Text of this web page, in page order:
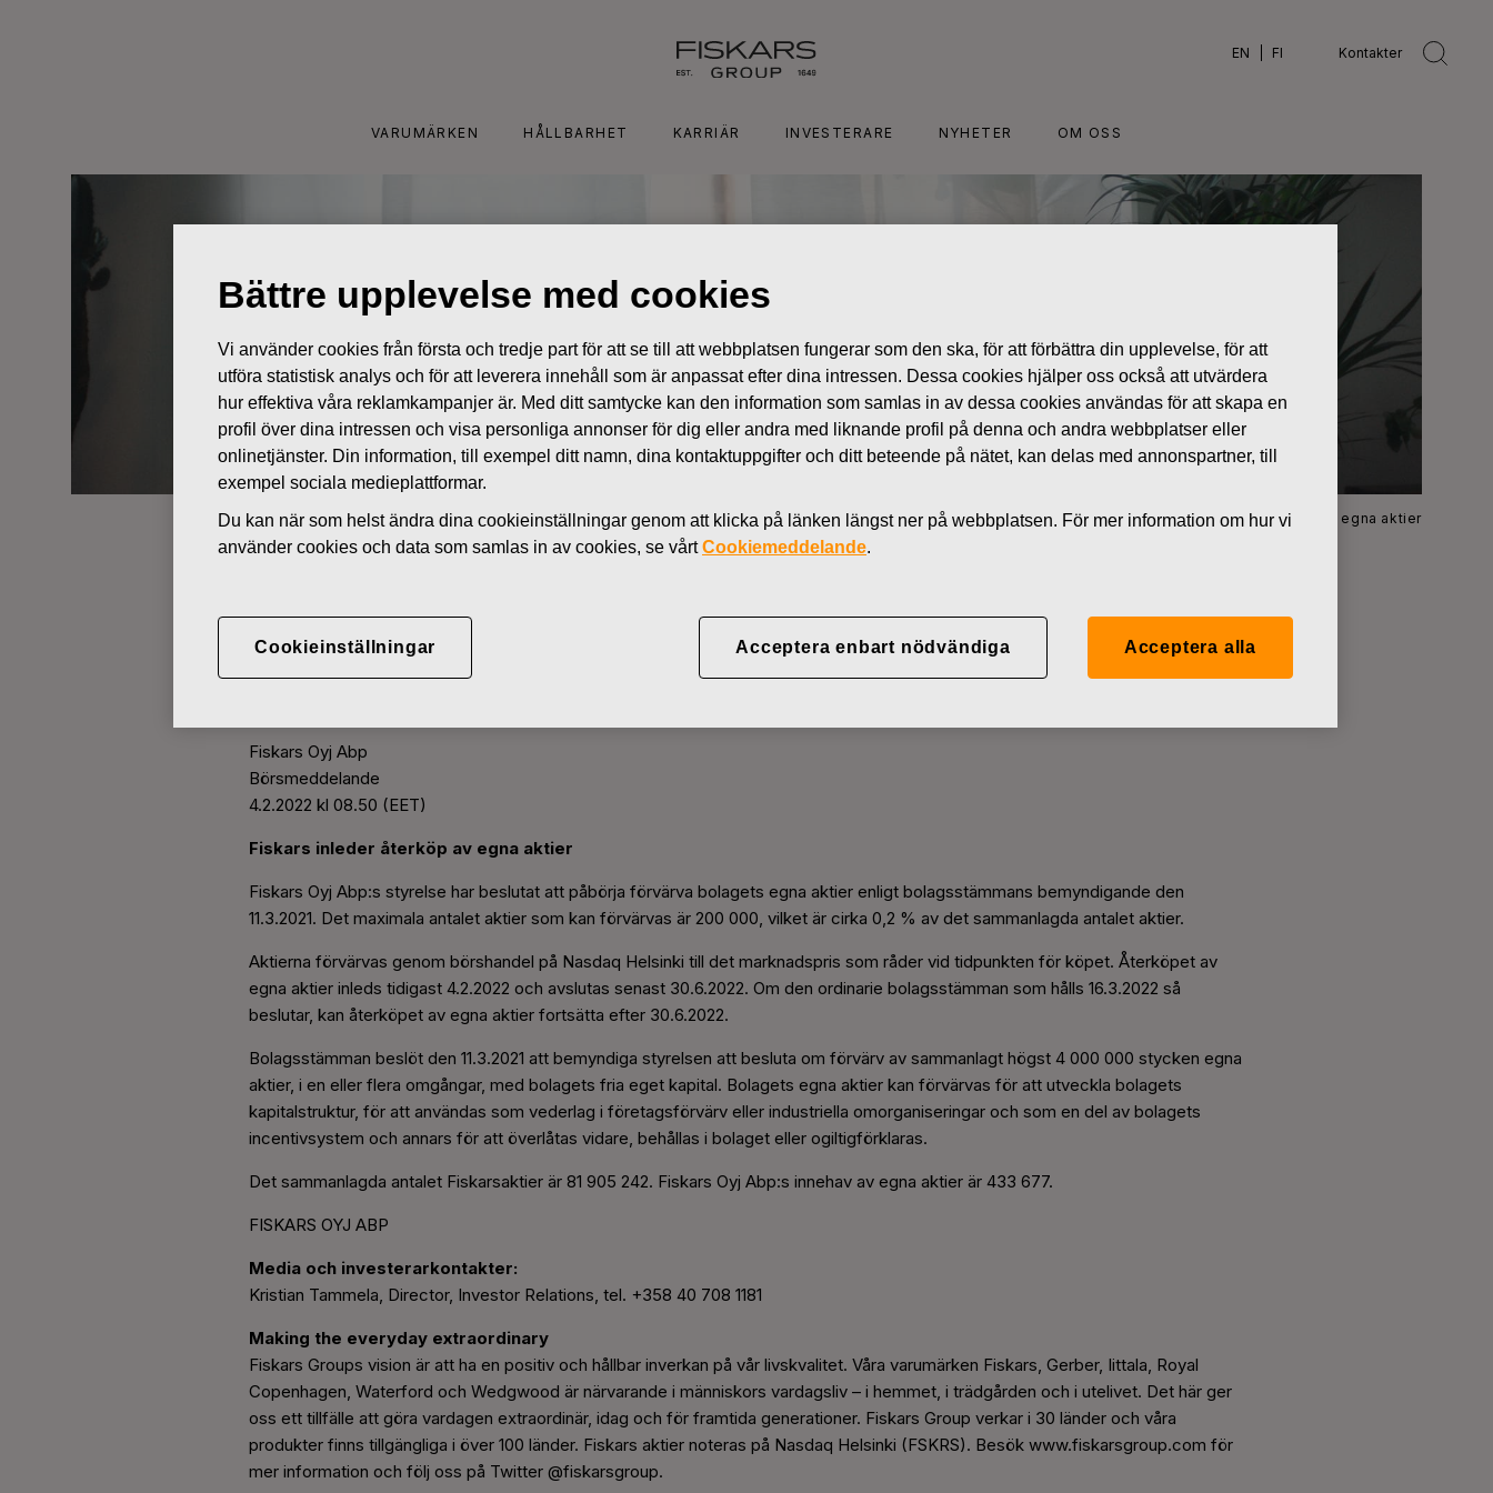
EN FI Kontakter
VARUMÄRKEN HÅLLBARHET KARRIÄR INVESTERARE NYHETER OM OSS
Nyheter Fiskars inleder återköp av egna aktier
FEBRUARI 4, 2022
Fiskars inleder återköp av egna aktier
Fiskars Oyj Abp
Börsmeddelande
4.2.2022 kl 08.50 (EET)
Fiskars inleder återköp av egna aktier
Fiskars Oyj Abp:s styrelse har beslutat att påbörja förvärva bolagets egna aktier enligt bolagsstämmans bemyndigande den
11.3.2021. Det maximala antalet aktier som kan förvärvas är 200 000, vilket är cirka 0,2 % av det sammanlagda antalet aktier.
Aktierna förvärvas genom börshandel på Nasdaq Helsinki till det marknadspris som råder vid tidpunkten för köpet. Återköpet av
egna aktier inleds tidigast 4.2.2022 och avslutas senast 30.6.2022. Om den ordinarie bolagsstämman som hålls 16.3.2022 så
beslutar, kan återköpet av egna aktier fortsätta efter 30.6.2022.
Bolagsstämman beslöt den 11.3.2021 att bemyndiga styrelsen att besluta om förvärv av sammanlagt högst 4 000 000 stycken egna
aktier, i en eller flera omgångar, med bolagets fria eget kapital. Bolagets egna aktier kan förvärvas för att utveckla bolagets
kapitalstruktur, för att användas som vederlag i företagsförvärv eller industriella omorganiseringar och som en del av bolagets
incentivsystem och annars för att överlåtas vidare, behållas i bolaget eller ogiltigförklaras.
Det sammanlagda antalet Fiskarsaktier är 81 905 242. Fiskars Oyj Abp:s innehav av egna aktier är 433 677.
FISKARS OYJ ABP
Media och investerarkontakter:
Kristian Tammela, Director, Investor Relations, tel. +358 40 708 1181
Making the everyday extraordinary
Fiskars Groups vision är att ha en positiv och hållbar inverkan på vår livskvalitet. Våra varumärken Fiskars, Gerber, Iittala, Royal
Copenhagen, Waterford och Wedgwood är närvarande i människors vardagsliv – i hemmet, i trädgården och i utelivet. Det här ger
oss ett tillfälle att göra vardagen extraordinär, idag och för framtida generationer. Fiskars Group verkar i 30 länder och våra
produkter finns tillgängliga i över 100 länder. Fiskars aktier noteras på Nasdaq Helsinki (FSKRS). Besök www.fiskarsgroup.com för
mer information och följ oss på Twitter @fiskarsgroup.
Bättre upplevelse med cookies
Vi använder cookies från första och tredje part för att se till att webbplatsen fungerar som den ska, för att förbättra din upplevelse, för att
utföra statistisk analys och för att leverera innehåll som är anpassat efter dina intressen. Dessa cookies hjälper oss också att utvärdera
hur effektiva våra reklamkampanjer är. Med ditt samtycke kan den information som samlas in av dessa cookies användas för att skapa en
profil över dina intressen och visa personliga annonser för dig eller andra med liknande profil på denna och andra webbplatser eller
onlinetjänster. Din information, till exempel ditt namn, dina kontaktuppgifter och ditt beteende på nätet, kan delas med annonspartner, till
exempel sociala medieplattformar.
Du kan när som helst ändra dina cookieinställningar genom att klicka på länken längst ner på webbplatsen. För mer information om hur vi
använder cookies och data som samlas in av cookies, se vårtCookiemeddelande.
Cookieinställningar Acceptera enbart nödvändiga Acceptera alla